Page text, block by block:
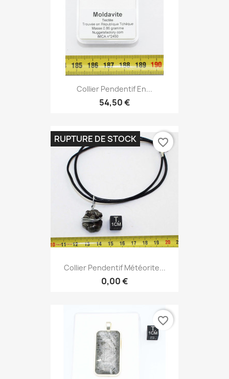
Collier Pendentif En...
54,50 €
Collier Pendentif Météorite...
0,00 €
RUPTURE DE STOCK favorite_border
favorite_border